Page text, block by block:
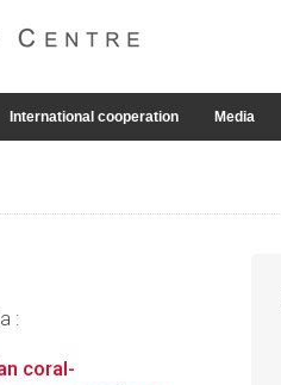
International cooperation Media
:
coral-